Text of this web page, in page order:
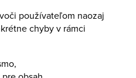
používateľom naozaj
chyby v rámci